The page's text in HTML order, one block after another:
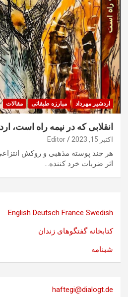
اردشیر مهرداد مبارزه طبقاتی مقالات
انقلابی که در نیمه راه است،
اکتبر 15, 2023 Editor
اثر ضربات خرد کننده…
English Deutsch France Swedish
کتابخانه گفتگوهای زندان
شبنامه
haftegi@dialogt.de